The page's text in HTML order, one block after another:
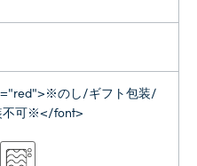
のし/ギフト包装/
不可※</font>